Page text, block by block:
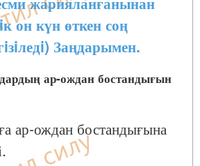
он күн өткен соң
Заңдарымен.
ар-ождан бостандығын
ар-ождан бостандығына